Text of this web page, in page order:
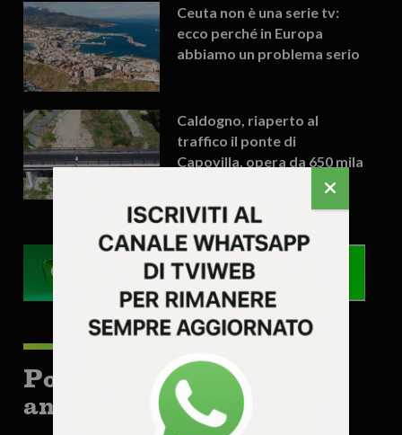
Ceuta non è una serie tv:
ecco perché in Europa
abbiamo un problema serio
Caldogno, riaperto al
traffico il ponte di
Capovilla, opera da 650 mila
Potrebbe interessarti
anche: